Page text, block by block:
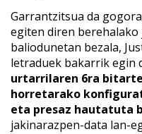
Garrantzitsua da
egiten diren
baliodunetan bezala,
letraduek bakarrik egin
urtarrilaren 6ra
horretarako
eta presaz hautatuta
jakinarazpen-data lan-